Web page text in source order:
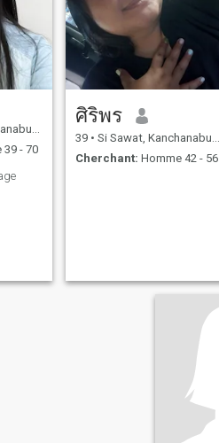
39 - 70
ศิริพร
39 • Si Sawat, Kanchanaburi, Thailande
Cherchant: Homme 42 - 56